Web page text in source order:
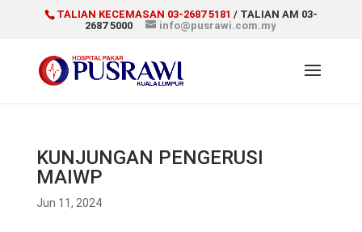
TALIAN KECEMASAN 03-2687 5181 / TALIAN AM 03-
2687 5000
info@pusrawi.com.my
KUNJUNGAN PENGERUSI
MAIWP
Jun 11, 2024